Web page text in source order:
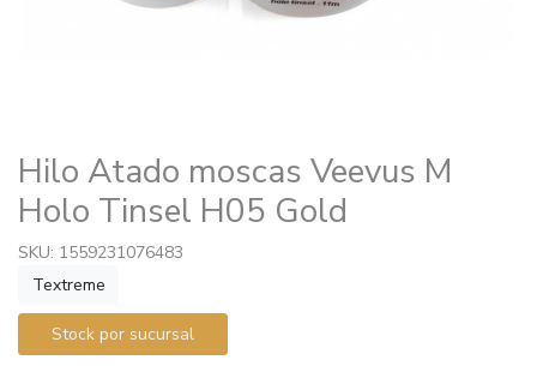
Hilo Atado moscas Veevus M
Holo Tinsel H05 Gold
SKU: 1559231076483
Textreme
Stock por sucursal